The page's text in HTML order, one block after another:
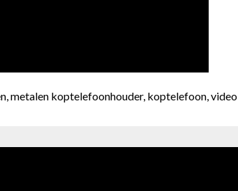
metalen koptelefoonhouder, koptelefoon, video